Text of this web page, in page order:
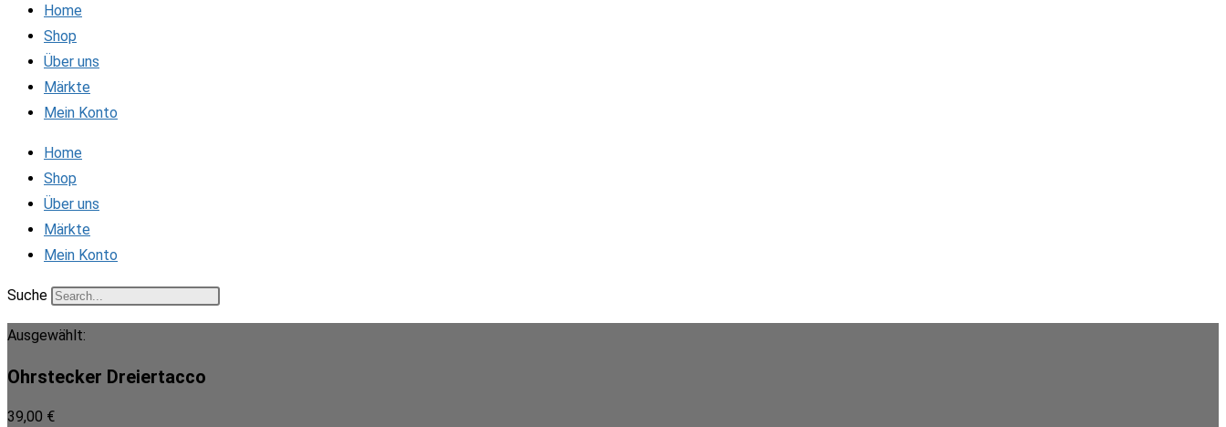
Home
Shop
Über uns
Märkte
Mein Konto
Home
Shop
Über uns
Märkte
Mein Konto
Suche
Ausgewählt:
Ohrstecker Dreiertacco
39,00 €